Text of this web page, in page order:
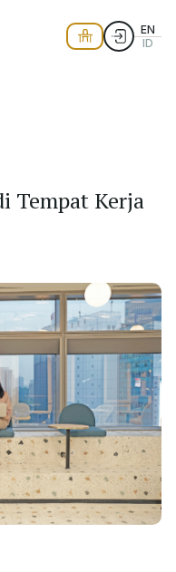
EN
ID
Tempat Kerja